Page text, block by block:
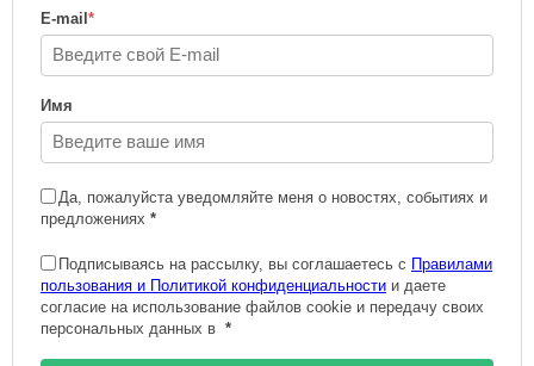
E-mail *
Имя
Да, пожалуйста уведомляйте меня о новостях, событиях и
предложениях *
Подписываясь на рассылку, вы соглашаетесь с Правилами
пользования и Политикой конфиденциальности и даете
согласие на использование файлов cookie и передачу своих
персональных данных в *